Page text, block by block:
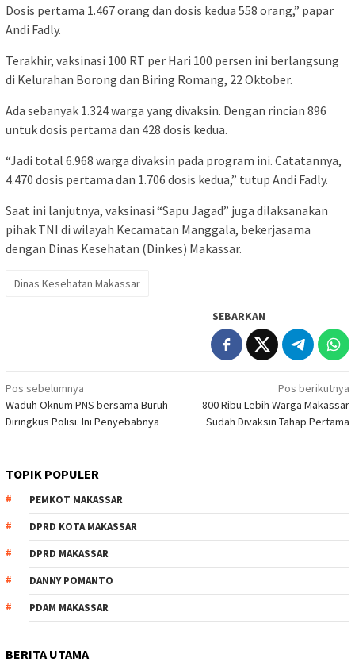
Dosis pertama 1.467 orang dan dosis kedua 558 orang,” papar
Andi Fadly.
Terakhir, vaksinasi 100 RT per Hari 100 persen ini berlangsung
di Kelurahan Borong dan Biring Romang, 22 Oktober.
Ada sebanyak 1.324 warga yang divaksin. Dengan rincian 896
untuk dosis pertama dan 428 dosis kedua.
“Jadi total 6.968 warga divaksin pada program ini. Catatannya,
4.470 dosis pertama dan 1.706 dosis kedua,” tutup Andi Fadly.
Saat ini lanjutnya, vaksinasi “Sapu Jagad” juga dilaksanakan
pihak TNI di wilayah Kecamatan Manggala, bekerjasama
dengan Dinas Kesehatan (Dinkes) Makassar.
Dinas Kesehatan Makassar
SEBARKAN
Navigasi
pos
Pos sebelumnya
Waduh Oknum PNS bersama Buruh
Diringkus Polisi. Ini Penyebabnya
Pos berikutnya
800 Ribu Lebih Warga Makassar
Sudah Divaksin Tahap Pertama
TOPIK POPULER
PEMKOT MAKASSAR
DPRD KOTA MAKASSAR
DPRD MAKASSAR
DANNY POMANTO
PDAM MAKASSAR
BERITA UTAMA